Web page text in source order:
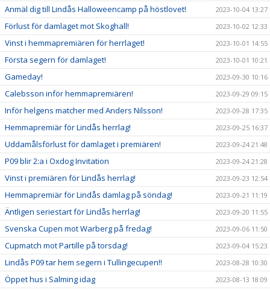
Anmäl dig till Lindås Halloweencamp på höstlovet! 2023-10-04 13:27
Förlust för damlaget mot Skoghall! 2023-10-02 12:33
Vinst i hemmapremiären för herrlaget! 2023-10-01 14:55
Första segern för damlaget! 2023-10-01 10:21
Gameday! 2023-09-30 10:16
Calebsson inför hemmapremiären! 2023-09-29 09:15
Inför helgens matcher med Anders Nilsson! 2023-09-28 17:35
Hemmapremiär för Lindås herrlag! 2023-09-25 16:37
Uddamålsförlust för damlaget i premiären! 2023-09-24 21:48
P09 blir 2:a i Oxdog Invitation 2023-09-24 21:28
Vinst i premiären för Lindås herrlag! 2023-09-23 12:54
Hemmapremiär för Lindås damlag på söndag! 2023-09-21 11:19
Äntligen seriestart för Lindås herrlag! 2023-09-20 11:55
Svenska Cupen mot Warberg på fredag! 2023-09-06 11:50
Cupmatch mot Partille på torsdag! 2023-09-04 15:23
Lindås P09 tar hem segern i Tullingecupen!! 2023-08-28 10:30
Öppet hus i Salming idag 2023-08-13 18:09